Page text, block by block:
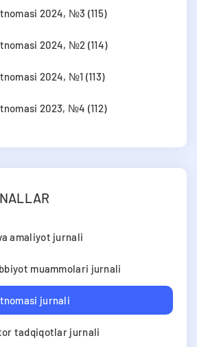
2024, №3 (115)
2024, №2 (114)
2024, №1 (113)
2023, №4 (112)
amaliyot jurnali
muammolari jurnali
jurnali
tadqiqotlar jurnali